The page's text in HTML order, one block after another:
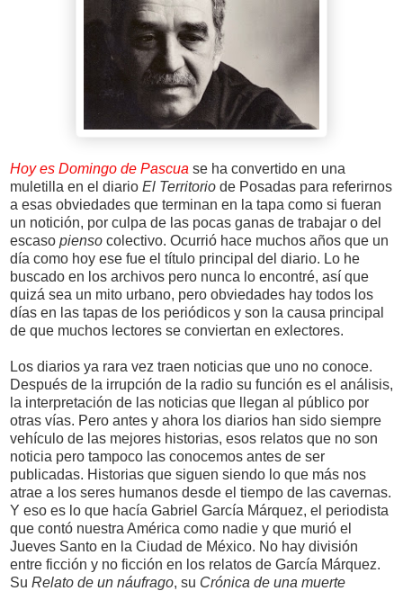
Hoy es Domingo de Pascua se ha convertido en una
muletilla en el diario El Territorio de Posadas para referirnos
a esas obviedades que terminan en la tapa como si fueran
un notición, por culpa de las pocas ganas de trabajar o del
escaso pienso colectivo. Ocurrió hace muchos años que un
día como hoy ese fue el título principal del diario. Lo he
buscado en los archivos pero nunca lo encontré, así que
quizá sea un mito urbano, pero obviedades hay todos los
días en las tapas de los periódicos y son la causa principal
de que muchos lectores se conviertan en exlectores.
Los diarios ya rara vez traen noticias que uno no conoce.
Después de la irrupción de la radio su función es el análisis,
la interpretación de las noticias que llegan al público por
otras vías. Pero antes y ahora los diarios han sido siempre
vehículo de las mejores historias, esos relatos que no son
noticia pero tampoco las conocemos antes de ser
publicadas. Historias que siguen siendo lo que más nos
atrae a los seres humanos desde el tiempo de las cavernas.
Y eso es lo que hacía Gabriel García Márquez, el periodista
que contó nuestra América como nadie y que murió el
Jueves Santo en la Ciudad de México. No hay división
entre ficción y no ficción en los relatos de García Márquez.
Su Relato de un náufrago, su Crónica de una muerte